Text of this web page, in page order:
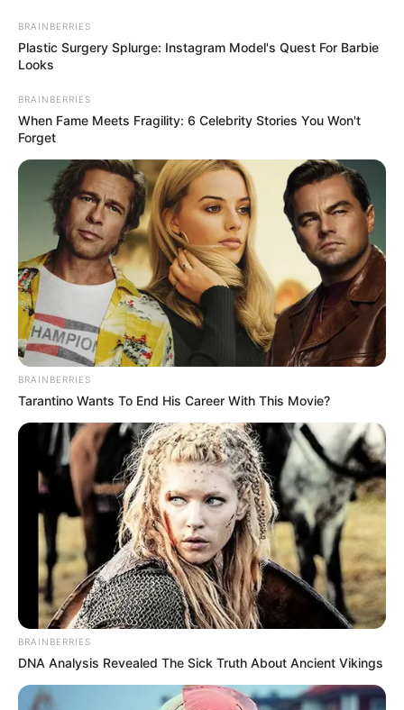
HOME
SERIES
BRAINBERRIES
Plastic Surgery Splurge: Instagram Model's Quest For Barbie
Looks
BRAINBERRIES
When Fame Meets Fragility: 6 Celebrity Stories You Won't
Forget
BRAINBERRIES
Tarantino Wants To End His Career With This Movie?
BRAINBERRIES
DNA Analysis Revealed The Sick Truth About Ancient Vikings